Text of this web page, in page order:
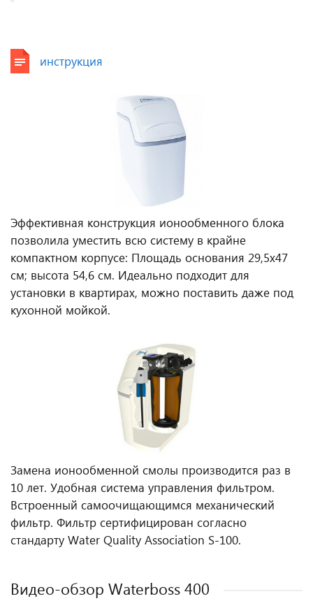
инструкция
Эффективная конструкция ионообменного блока
позволила уместить всю систему в крайне
компактном корпусе: Площадь основания 29,5х47
см; высота 54,6 см. Идеально подходит для
установки в квартирах, можно поставить даже под
кухонной мойкой.
Замена ионообменной смолы производится раз в
10 лет. Удобная система управления фильтром.
Встроенный самоочищающимся механический
фильтр. Фильтр сертифицирован согласно
стандарту Water Quality Association S-100.
Видео-обзор Waterboss 400